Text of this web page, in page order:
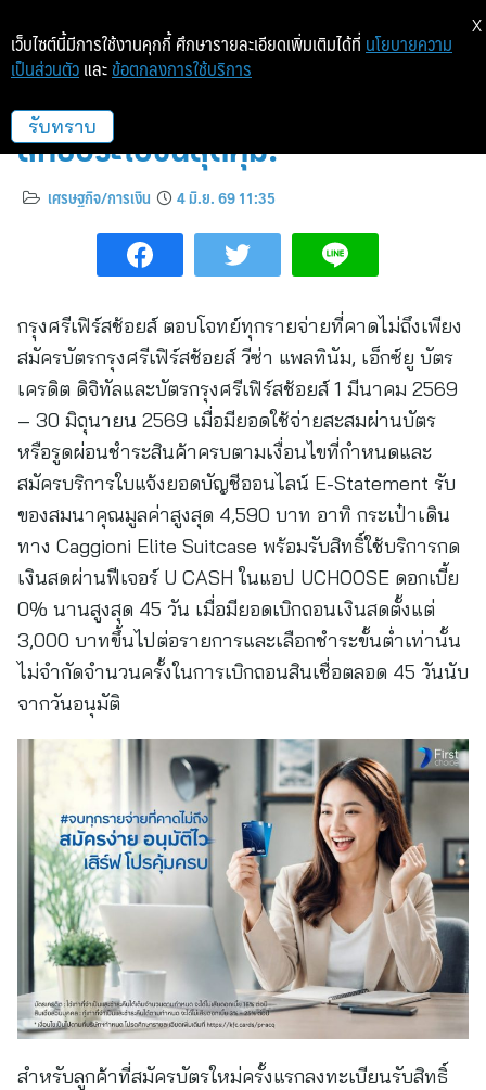
สมัครบัตรกรุงศรีเฟิร์สช้อยส์ รับ
สิทธิประโยชน์สุดคุ้ม!
เศรษฐกิจ/การเงิน 4 มิ.ย. 69 11:35
กรุงศรีเฟิร์สช้อยส์ ตอบโจทย์ทุกรายจ่ายที่คาดไม่ถึงเพียง
สมัครบัตรกรุงศรีเฟิร์สช้อยส์ วีซ่า แพลทินัม, เอ็กซ์ยู บัตร
เครดิต ดิจิทัลและบัตรกรุงศรีเฟิร์สช้อยส์ 1 มีนาคม 2569
– 30 มิถุนายน 2569 เมื่อมียอดใช้จ่ายสะสมผ่านบัตร
หรือรูดผ่อนชำระสินค้าครบตามเงื่อนไขที่กำหนดและ
สมัครบริการใบแจ้งยอดบัญชีออนไลน์ E-Statement รับ
ของสมนาคุณมูลค่าสูงสุด 4,590 บาท อาทิ กระเป๋าเดิน
ทาง Caggioni Elite Suitcase พร้อมรับสิทธิ์ใช้บริการกด
เงินสดผ่านฟีเจอร์ U CASH ในแอป UCHOOSE ดอกเบี้ย
0% นานสูงสุด 45 วัน เมื่อมียอดเบิกถอนเงินสดตั้งแต่
3,000 บาทขึ้นไปต่อรายการและเลือกชำระขั้นต่ำเท่านั้น
ไม่จำกัดจำนวนครั้งในการเบิกถอนสินเชื่อตลอด 45 วันนับ
จากวันอนุมัติ
สำหรับลูกค้าที่สมัครบัตรใหม่ครั้งแรกลงทะเบียนรับสิทธิ์
เว็บไซต์นี้มีการใช้งานคุกกี้ ศึกษารายละเอียดเพิ่มเติมได้ที่ นโยบายความ
เป็นส่วนตัว และ ข้อตกลงการใช้บริการ
รับทราบ
X